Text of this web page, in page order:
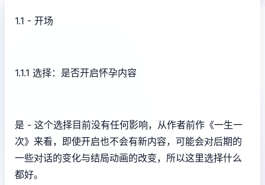
1.1 - 开场
1.1.1 选择：是否开启怀孕内容
是 - 这个选择目前没有任何影响，从作者前作《一生一
次》来看，即使开启也不会有新内容，可能会对后期的
一些对话的变化与结局动画的改变，所以这里选择什么
都好。